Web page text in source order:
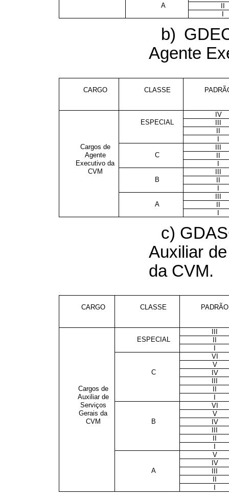
A
b)
Agente
CARGO CLASSE
IV
ESPECIAL
III
II
I
Cargos de
III
Agente
C
II
Executivo da
I
CVM
III
B
II
I
III
A
II
I
c)
Auxiliar
da CVM.
CARGO CLASSE PADRÃO
ESPECIAL
VI
V
C
IV
Cargos de
Auxiliar de
Serviços
VI
Gerais da
V
CVM
B
IV
V
IV
A